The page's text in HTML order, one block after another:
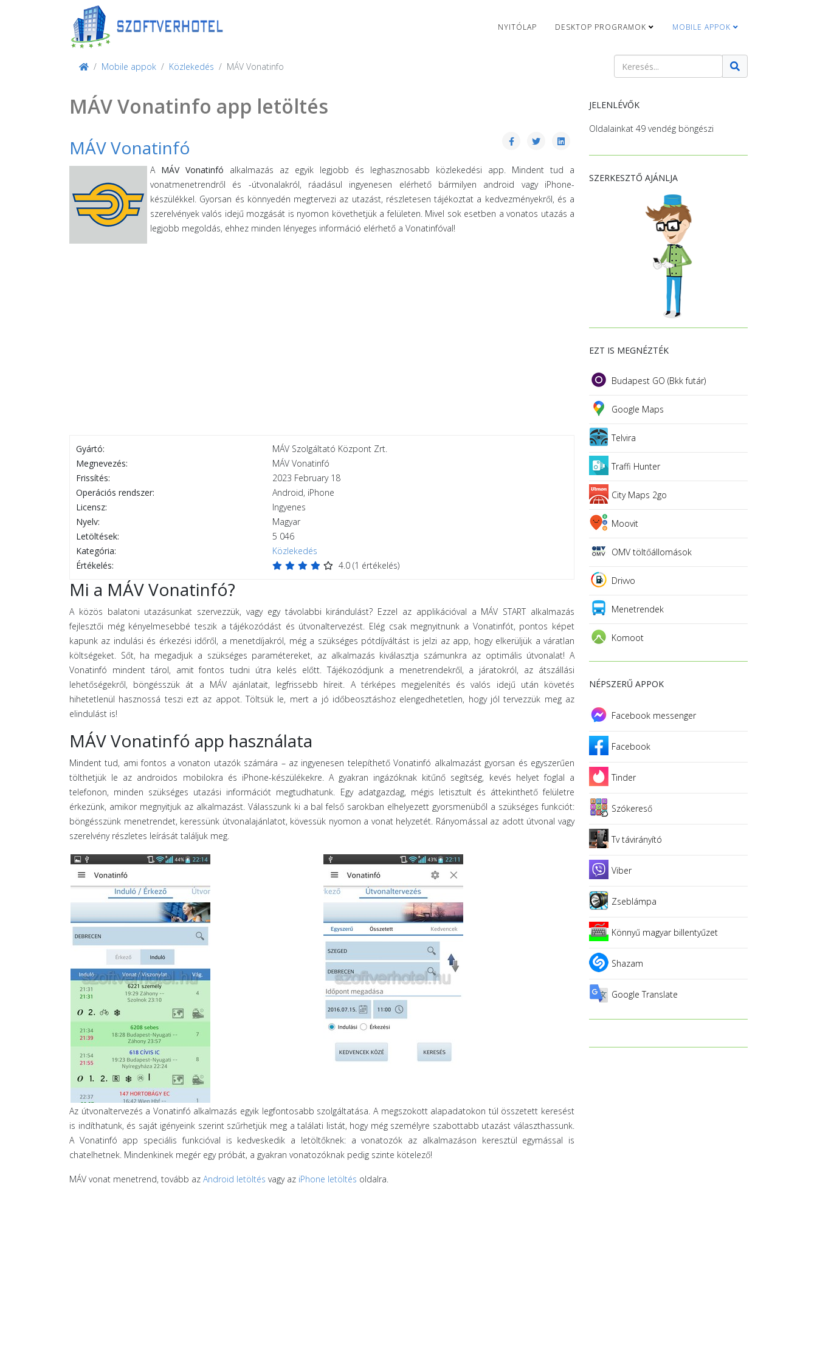
NYITÓLAP DESKTOP PROGRAMOK MOBILE APPOK
Mobile appok Közlekedés MÁV Vonatinfo
Keresés
MÁV Vonatinfo app letöltés
MÁV Vonatinfó
A MÁV Vonatinfó alkalmazás az egyik legjobb és leghasznosabb közlekedési app. Mindent tud a
vonatmenetrendről és -útvonalakról, ráadásul ingyenesen elérhető bármilyen android vagy iPhone-
készülékkel. Gyorsan és könnyedén megtervezi az utazást, részletesen tájékoztat a kedvezményekről, és a
szerelvények valós idejű mozgását is nyomon követhetjük a felületen. Mivel sok esetben a vonatos utazás a
legjobb megoldás, ehhez minden lényeges információ elérhető a Vonatinfóval!
Gyártó:
MÁV Szolgáltató Központ Zrt.
Megnevezés:
MÁV Vonatinfó
Frissítés:
2023 February 18
Operációs rendszer:
Android, iPhone
Licensz:
Ingyenes
Nyelv:
Magyar
Letöltések:
5 046
Kategória:
Közlekedés
Értékelés:
4.0 (1 értékelés)
Mi a MÁV Vonatinfó?
A közös balatoni utazásunkat szervezzük, vagy egy távolabbi kirándulást? Ezzel az applikációval a MÁV START alkalmazás
fejlesztői még kényelmesebbé teszik a tájékozódást és útvonaltervezést. Elég csak megnyitnunk a Vonatinfót, pontos képet
kapunk az indulási és érkezési időről, a menetdíjakról, még a szükséges pótdíjváltást is jelzi az app, hogy elkerüljük a váratlan
költségeket. Sőt, ha megadjuk a szükséges paramétereket, az alkalmazás kiválasztja számunkra az optimális útvonalat! A
Vonatinfó mindent tárol, amit fontos tudni útra kelés előtt. Tájékozódjunk a menetrendekről, a járatokról, az átszállási
lehetőségekről, böngésszük át a MÁV ajánlatait, legfrissebb híreit. A térképes megjelenítés és valós idejű után követés
hihetetlenül hasznossá teszi ezt az appot. Töltsük le, mert a jó időbeosztáshoz elengedhetetlen, hogy jól tervezzük meg az
elindulást is!
MÁV Vonatinfó app használata
Mindent tud, ami fontos a vonaton utazók számára – az ingyenesen telepíthető Vonatinfó alkalmazást gyorsan és egyszerűen
tölthetjük le az androidos mobilokra és iPhone-készülékekre. A gyakran ingázóknak kitűnő segítség, kevés helyet foglal a
telefonon, minden szükséges utazási információt megtudhatunk. Egy adatgazdag, mégis letisztult és áttekinthető felületre
érkezünk, amikor megnyitjuk az alkalmazást. Válasszunk ki a bal felső sarokban elhelyezett gyorsmenüből a szükséges funkciót:
böngésszünk menetrendet, keressünk útvonalajánlatot, kövessük nyomon a vonat helyzetét. Rányomással az adott útvonal vagy
szerelvény részletes leírását találjuk meg.
Az útvonaltervezés a Vonatinfó alkalmazás egyik legfontosabb szolgáltatása. A megszokott alapadatokon túl összetett keresést
is indíthatunk, és saját igényeink szerint szűrhetjük meg a találati listát, hogy még személyre szabottabb utazást választhassunk.
A Vonatinfó app speciális funkcióval is kedveskedik a letöltőknek: a vonatozók az alkalmazáson keresztül egymással is
chatelhetnek. Mindenkinek megér egy próbát, a gyakran vonatozóknak pedig szinte kötelező!
MÁV vonat menetrend, tovább az Android letöltés vagy az iPhone letöltés oldalra.
JELENLÉVŐK
Oldalainkat 49 vendég böngészi
SZERKESZTŐ AJÁNLJA
EZT IS MEGNÉZTÉK
Budapest GO (Bkk futár)
Google Maps
Telvira
Traffi Hunter
City Maps 2go
Moovit
OMV töltőállomások
Drivvo
Menetrendek
Komoot
NÉPSZERŰ APPOK
Facebook messenger
Facebook
Tinder
Szókereső
Tv távirányító
Viber
Zseblámpa
Könnyű magyar billentyűzet
Shazam
Google Translate